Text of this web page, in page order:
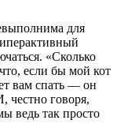
для
«Сколько
если бы мой кот
вам спать — он
честно говоря,
ведь так просто